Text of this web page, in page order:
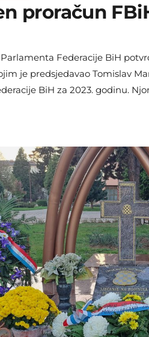
proračun
Federacije BiH
je predsjedavao Tomislav
BiH za 2023. godinu.